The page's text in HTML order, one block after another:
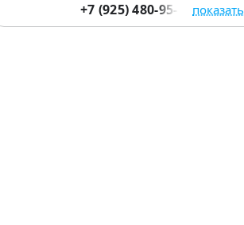
+7 (925) 480-95-17 показать